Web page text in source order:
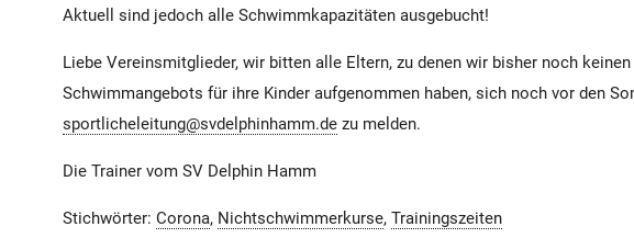
Aktuell sind jedoch alle Schwimmkapazitäten ausgebucht!
Liebe Vereinsmitglieder, wir bitten alle Eltern, zu denen wir bisher noch
Schwimmangebots für ihre Kinder aufgenommen haben, sich noch vor den
sportlicheleitung@svdelphinhamm.de zu melden.
Die Trainer vom SV Delphin Hamm
Stichwörter: Corona, Nichtschwimmerkurse, Trainingszeiten